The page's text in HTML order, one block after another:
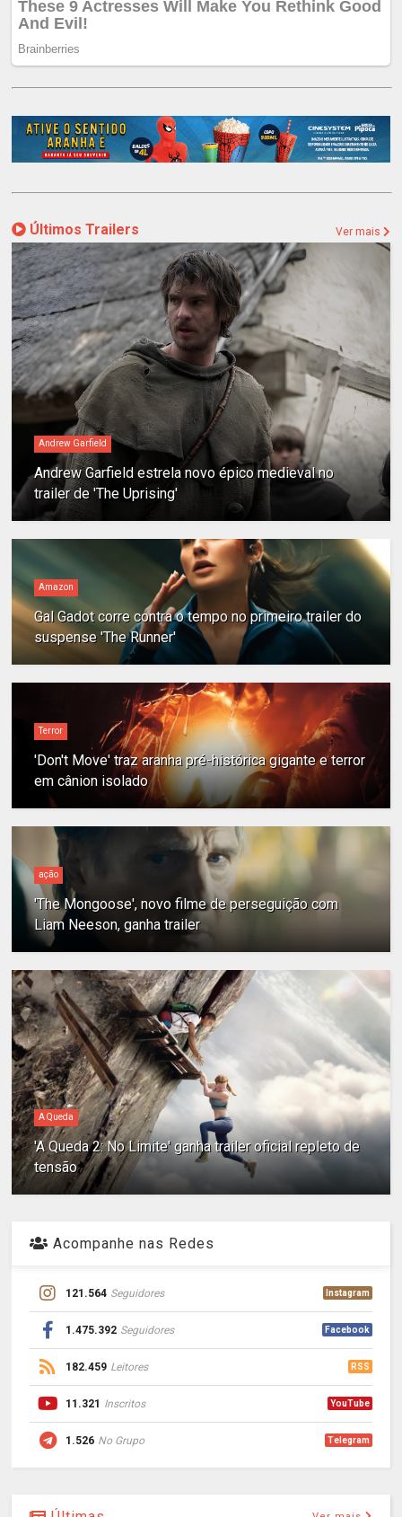
Últimos Trailers Ver mais
Andrew Garfield
Andrew Garfield estrela novo épico medieval no
trailer de 'The Uprising'
Amazon
Gal Gadot corre contra o tempo no primeiro trailer do
suspense 'The Runner'
Terror
'Don't Move' traz aranha pré-histórica gigante e terror
em cânion isolado
ação
'The Mongoose', novo filme de perseguição com
Liam Neeson, ganha trailer
A Queda
'A Queda 2: No Limite' ganha trailer oficial repleto de
tensão
Acompanhe nas Redes
121.564 Seguidores Instagram
1.475.392 Seguidores Facebook
182.459 Leitores RSS
11.321 Inscritos YouTube
1.526 No Grupo Telegram